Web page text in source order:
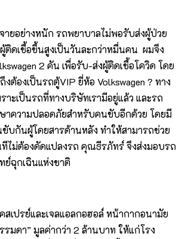
ายอย่างหนัก รถพยาบาลไม่พอรับส่งผู้ป่วย
ติดเชื้อขึ้นสูงเป็นวันละกว่าหมื่นคน ผมจึง
2 คัน เพื่อรับ-ส่งผู้ติดเชื้อโควิด โดย
งต้องเป็นรถตู้VIP ยี่ห้อ Volkswagen ? ทาง
ะเป็นรถที่ทางบริษัทเรามีอยู่แล้ว และรถ
าความปลอดภัยสำหรับคนขับอีกด้วย โดยมี
บกันผู้โดยสารด้านหลัง ทำให้สามารถช่วย
ไม่ต้องดัดแปลงรถ คุณธีรภัทร์ จึงส่งมอบรถ
ฉุกเฉินแห่งชาติ
สเปรย์และเจลแอลกอฮอล์ หน้ากากอนามัย
มดา” มูลค่ากว่า 2 ล้านบาท ให้แก่โรง